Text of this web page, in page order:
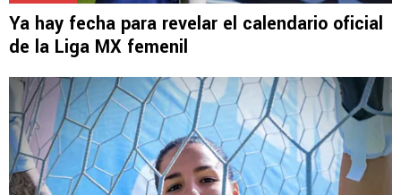
Ya hay fecha para revelar el calendario oficial
de la Liga MX femenil